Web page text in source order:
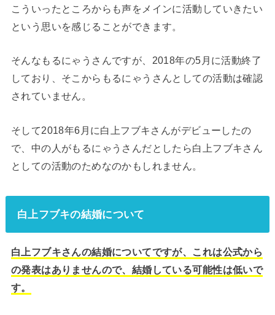
こういったところからも声をメインに活動していきたい
という思いを感じることができます。
そんなもるにゃうさんですが、2018年の5月に活動終了
しており、そこからもるにゃうさんとしての活動は確認
されていません。
そして2018年6月に白上フブキさんがデビューしたの
で、中の人がもるにゃうさんだとしたら白上フブキさん
としての活動のためなのかもしれません。
白上フブキの結婚について
白上フブキさんの結婚についてですが、これは公式から
の発表はありませんので、結婚している可能性は低いで
す。